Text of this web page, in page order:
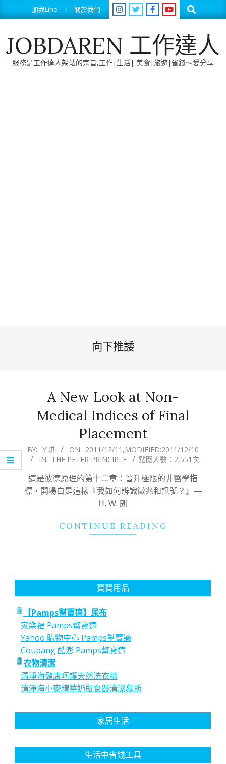
to
加我Line 關於我們 Search
JOBDAREN 工作達人
服務是工作達人架站的宗旨,工作|生活| 美食|旅遊|省錢～愛分享
向下推諉
A New Look at Non-
Medical Indices of Final
Placement
2011-
12-
11
BY: ㄚ琪 ON: 2011/12/11 ,MODIFIED:2011/12/10
IN: THE PETER PRINCIPLE 點閱人數：2,551次
這是彼德原理的第十二章：晉升極限的非醫學指
標，開場白是這樣『我如何辨識徵兆和訊號？』—
H. W. 朗
CONTINUE READING
寶寶用品
【Pamps幫寶適】尿布
家樂福 Pamps幫寶適
Yahoo 購物中心 Pamps幫寶適
Coupang 酷澎 Pamps幫寶適
衣物清潔
清淨海健康呵護天然洗衣精
清淨海小麥精華奶瓶食器清潔慕斯
家居生活
生活中省錢工具